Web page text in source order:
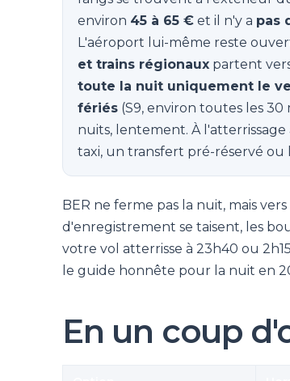
environ 45 à 65 € et il n'y a pas
L'aéroport lui-même reste
et trains régionaux partent
toute la nuit uniquement le
fériés (S9, environ toutes les 30
nuits, lentement. À l'atterrissage
taxi, un transfert pré-réservé ou
BER ne ferme pas la nuit, mais
d'enregistrement se taisent, les
votre vol atterrisse à 23h40 ou
le guide honnête pour la nuit en
En un coup